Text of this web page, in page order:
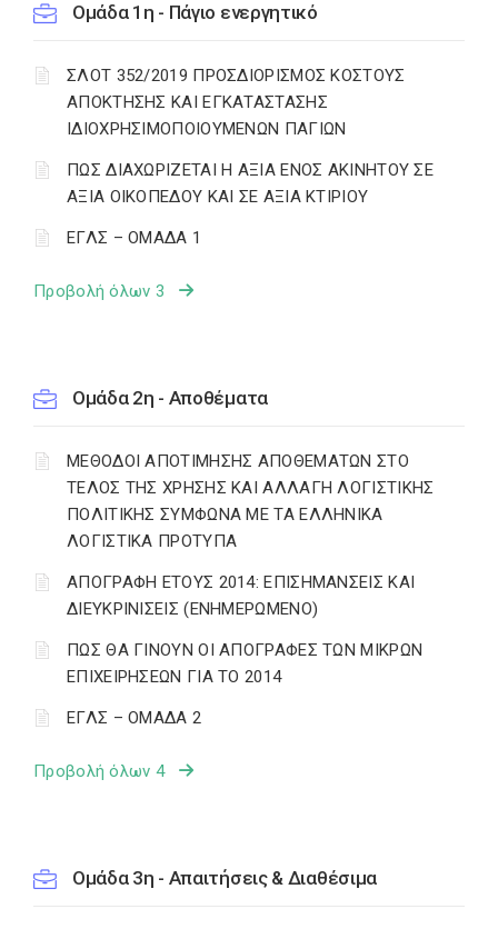
Ομάδα 1η - Πάγιο ενεργητικό
ΣΛΟΤ 352/2019 ΠΡΟΣΔΙΟΡΙΣΜΟΣ ΚΟΣΤΟΥΣ
ΑΠΟΚΤΗΣΗΣ ΚΑΙ ΕΓΚΑΤΑΣΤΑΣΗΣ
ΙΔΙΟΧΡΗΣΙΜΟΠΟΙΟΥΜΕΝΩΝ ΠΑΓΙΩΝ
ΠΩΣ ΔΙΑΧΩΡΙΖΕΤΑΙ Η ΑΞΙΑ ΕΝΟΣ ΑΚΙΝΗΤΟΥ ΣΕ
ΑΞΙΑ ΟΙΚΟΠΕΔΟΥ ΚΑΙ ΣΕ ΑΞΙΑ ΚΤΙΡΙΟΥ
ΕΓΛΣ – ΟΜΑΔΑ 1
Προβολή όλων 3
Ομάδα 2η - Αποθέματα
ΜΕΘΟΔΟΙ ΑΠΟΤΙΜΗΣΗΣ ΑΠΟΘΕΜΑΤΩΝ ΣΤΟ
ΤΕΛΟΣ ΤΗΣ ΧΡΗΣΗΣ ΚΑΙ ΑΛΛΑΓΗ ΛΟΓΙΣΤΙΚΗΣ
ΠΟΛΙΤΙΚΗΣ ΣΥΜΦΩΝΑ ΜΕ ΤΑ ΕΛΛΗΝΙΚΑ
ΛΟΓΙΣΤΙΚΑ ΠΡΟΤΥΠΑ
ΑΠΟΓΡΑΦΗ ΕΤΟΥΣ 2014: ΕΠΙΣΗΜΑΝΣΕΙΣ ΚΑΙ
ΔΙΕΥΚΡΙΝΙΣΕΙΣ (ΕΝΗΜΕΡΩΜΕΝΟ)
ΠΩΣ ΘΑ ΓΙΝΟΥΝ ΟΙ ΑΠΟΓΡΑΦΕΣ ΤΩΝ ΜΙΚΡΩΝ
ΕΠΙΧΕΙΡΗΣΕΩΝ ΓΙΑ ΤΟ 2014
ΕΓΛΣ – ΟΜΑΔΑ 2
Προβολή όλων 4
Ομάδα 3η - Απαιτήσεις & Διαθέσιμα